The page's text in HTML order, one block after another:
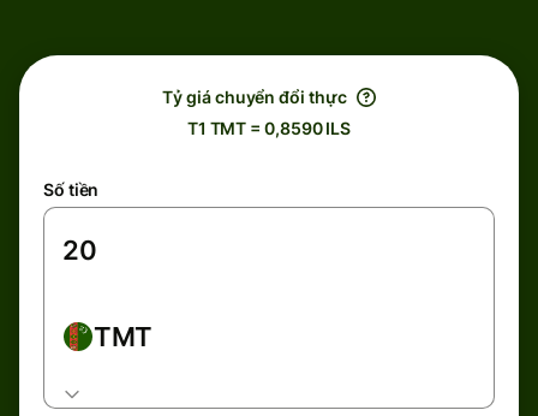
Tỷ giá chuyển đổi thực
T1 TMT = 0,8590 ILS
Số tiền
TMT